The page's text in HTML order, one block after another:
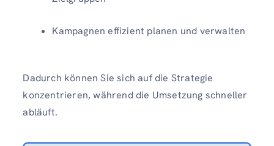
Kampagnen effizient planen und verwalten
Dadurch können Sie sich auf die Strategie
konzentrieren, während die Umsetzung schneller
abläuft.